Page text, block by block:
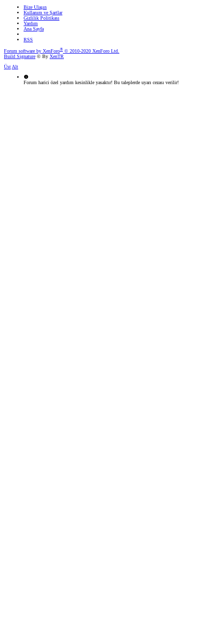
Bize Ulaşın
Kullanım ve Şartlar
Gizlilik Politikası
Yardım
Ana Sayfa
RSS
Forum software by XenForo® © 2010-2020 XenForo Ltd.
Build Signature © By XenTR
ÜstAlt
Forum harici özel yardım kesinlikle yasaktır! Bu taleplerde uyarı cezası verilir!